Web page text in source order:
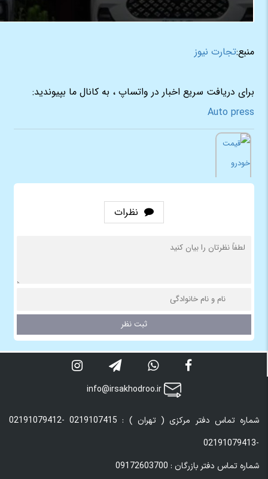
منبع:تجارت نیوز
برای دریافت سریع اخبار در واتساپ ، به کانال ما بپیوندید:
Auto press
نظرات
شماره تماس دفتر مرکزی ( تهران ) : 0219107415 -02191079412
-02191079413
شماره تماس دفتر بازرگان : 09172603700